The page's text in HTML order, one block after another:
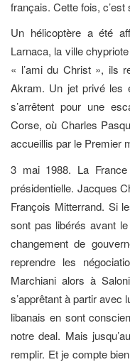
français. Cette fois,
Un hélicoptère a été
Larnaca, la ville
« l’ami du Christ », ils
Akram. Un jet privé les
s’arrêtent pour une
Corse, où Charles
accueillis par le Premier
3 mai 1988. La
présidentielle. Jacques
François Mitterrand. Si
sont pas libérés avant
changement de
reprendre les
Marchiani alors à
s’apprêtant à partir avec
libanais en sont
notre deal. Mais
remplir. Et je compte